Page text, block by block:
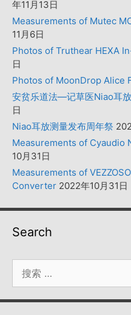
年11月13日
Measurements of Mutec
11月6日
Photos of Truthear HEXA
日
Photos of MoonDrop Alice
安贫乐道法—记草医Niao耳
日
Niao耳放测量发布周年祭
Measurements of Cyaudio
10月31日
Measurements of
Converter 2022年10月31日
Search
索：